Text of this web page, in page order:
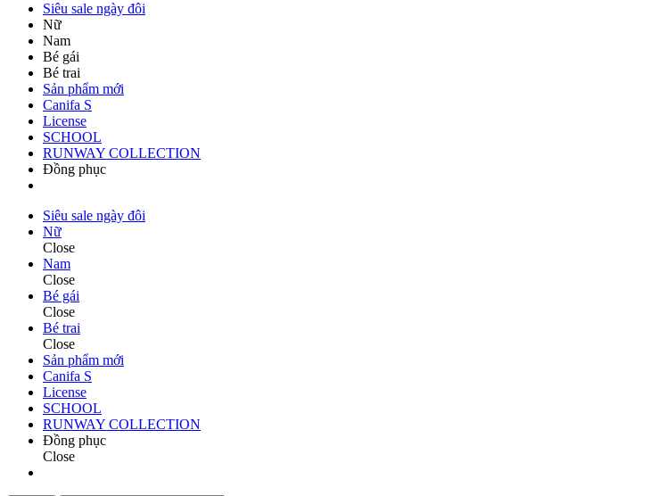
Siêu sale ngày đôi
Nữ
Nam
Bé gái
Bé trai
Sản phẩm mới
Canifa S
License
SCHOOL
RUNWAY COLLECTION
Đồng phục
Siêu sale ngày đôi
Nữ
Close
Nam
Close
Bé gái
Close
Bé trai
Close
Sản phẩm mới
Canifa S
License
SCHOOL
RUNWAY COLLECTION
Đồng phục
Close